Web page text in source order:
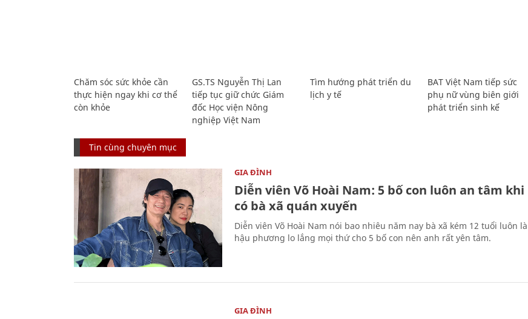
Chăm sóc sức khỏe cần
thực hiện ngay khi cơ thể
còn khỏe
GS.TS Nguyễn Thị Lan
tiếp tục giữ chức Giám
đốc Học viện Nông
nghiệp Việt Nam
Tìm hướng phát triển du
lịch y tế
BAT Việt Nam tiếp sức
phụ nữ vùng biên giới
phát triển sinh kế
Tin cùng chuyên mục
GIA ĐÌNH
Diễn viên Võ Hoài Nam: 5 bố con luôn an tâm khi
có bà xã quán xuyến
Diễn viên Võ Hoài Nam nói bao nhiêu năm nay bà xã kém 12 tuổi luôn là
hậu phương lo lắng mọi thứ cho 5 bố con nên anh rất yên tâm.
GIA ĐÌNH